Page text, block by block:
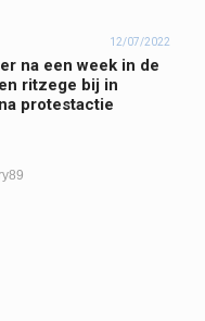
12/07/2022
na een week in de
ritzege bij in
protestactie